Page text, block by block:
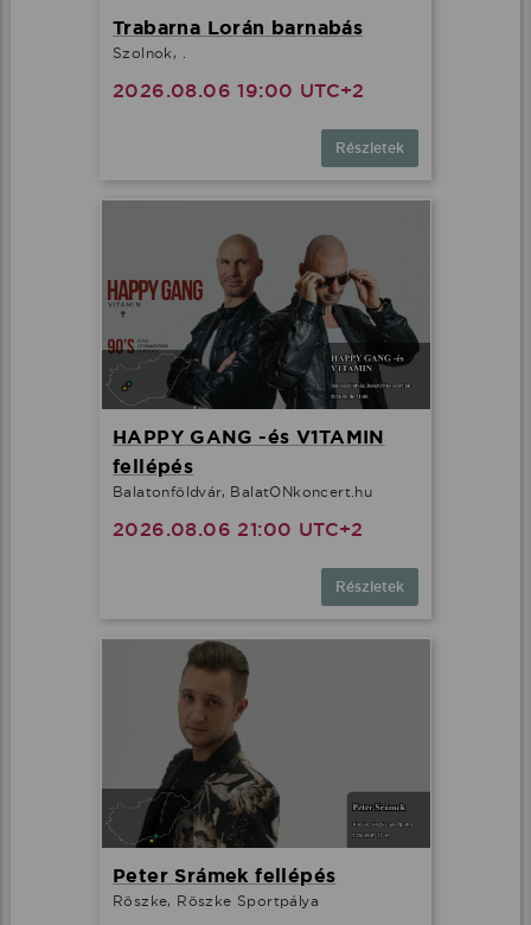
Trabarna Lorán barnabás
Szolnok, .
2026.08.06 19:00 UTC+2
Részletek
HAPPY GANG -és V1TAMIN
fellépés
Balatonföldvár, BalatONkoncert.hu
2026.08.06 21:00 UTC+2
Részletek
Peter Srámek fellépés
Röszke, Röszke Sportpálya